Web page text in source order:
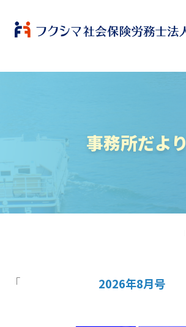
当法人について
事務所だより
2026年8月号